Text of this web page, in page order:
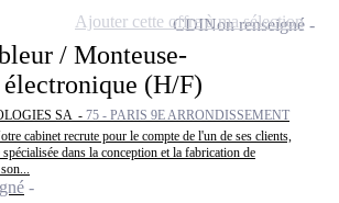
/ Monteuse-
électronique (H/F)
SA - 75 - PARIS 9E ARRONDISSEMENT
cabinet recrute pour le compte de l'un de ses clients,
dans la conception et la fabrication de
CDINon renseigné
Ajouter cette offre à ma sélection